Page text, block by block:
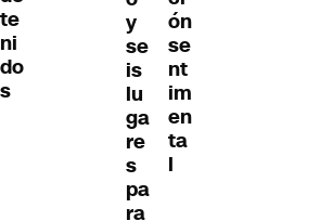
te
ni
do
s
y
se
is
lu
ga
re
s
pa
ra
ón
se
nt
im
en
ta
l